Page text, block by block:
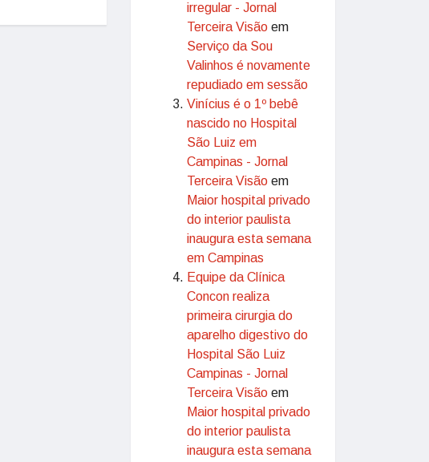
irregular - Jornal
Terceira Visão em
Serviço da Sou
Valinhos é novamente
repudiado em sessão
Vinícius é o 1º bebê
nascido no Hospital
São Luiz em
Campinas - Jornal
Terceira Visão em
Maior hospital privado
do interior paulista
inaugura esta semana
em Campinas
Equipe da Clínica
Concon realiza
primeira cirurgia do
aparelho digestivo do
Hospital São Luiz
Campinas - Jornal
Terceira Visão em
Maior hospital privado
do interior paulista
inaugura esta semana